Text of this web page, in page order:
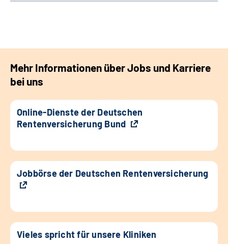
Mehr Informationen über Jobs und Karriere
bei uns
Online-Dienste der Deutschen
Rentenversicherung Bund
Jobbörse der Deutschen Rentenversicherung
Vieles spricht für unsere Kliniken